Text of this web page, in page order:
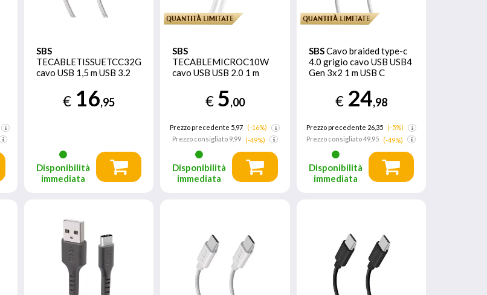
SBS
TECABLETISSUETCC32G
cavo USB 1,5 m USB 3.2
€ 16,95
Disponibilità
immediata
SBS
TECABLEMICROC10W
cavo USB USB 2.0 1 m
€ 5,00
Prezzo precedente 5,97
(-16%)
Prezzo consigliato9,99 (-49%)
Disponibilità
immediata
SBSCavo braided type-c
4.0 grigio cavo USB USB4
Gen 3x2 1 m USB C
€ 24,98
Prezzo precedente 26,35
(-5%)
Prezzo consigliato49,95 (-49%)
Disponibilità
immediata